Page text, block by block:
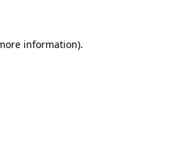
information).